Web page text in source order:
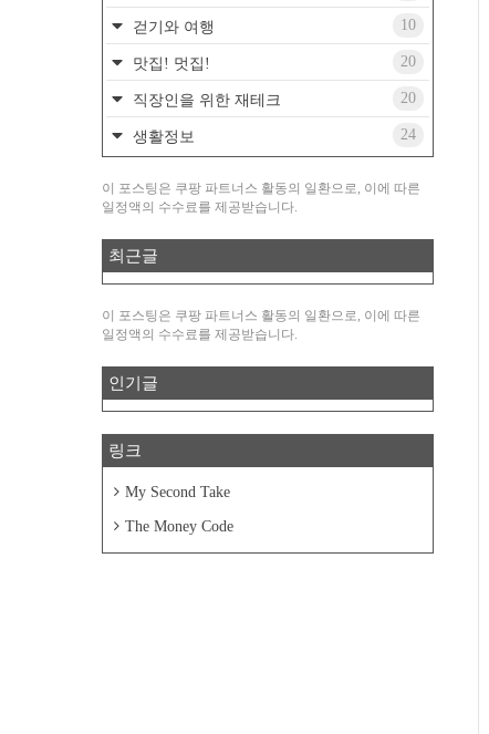
걷기와 여행 10
맛집! 멋집! 20
직장인을 위한 재테크 20
생활정보 24
이 포스팅은 쿠팡 파트너스 활동의 일환으로, 이에 따른
일정액의 수수료를 제공받습니다.
최근글
이 포스팅은 쿠팡 파트너스 활동의 일환으로, 이에 따른
일정액의 수수료를 제공받습니다.
인기글
링크
My Second Take
The Money Code